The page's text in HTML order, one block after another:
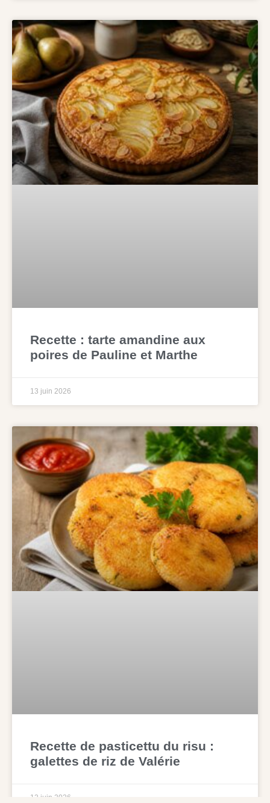
Recette : tarte amandine aux
poires de Pauline et Marthe
13 juin 2026
Recette de pasticettu du risu :
galettes de riz de Valérie
12 juin 2026